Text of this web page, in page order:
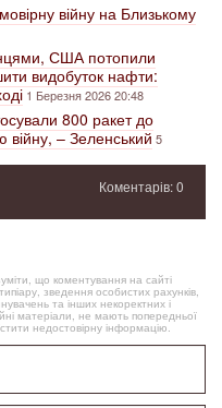
війну на Близькому
США потопили
видобуток нафти:
1 Березня 2026 20:48
800 ракет до
війну, – Зеленський5
Коментарів: 0
що коментування на сайті
зведення особистих рахунків,
та інших некоректних і
матеріали, не мають попередньої
недостовірну інформацію.